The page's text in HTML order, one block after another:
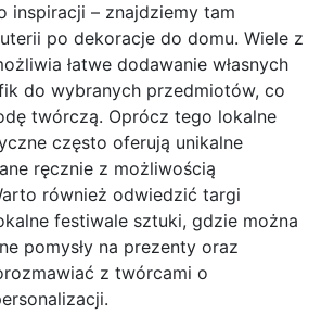
inspiracji – znajdziemy tam
po dekoracje do domu. Wiele z
łatwe dodawanie własnych
do wybranych przedmiotów, co
twórczą. Oprócz tego lokalne
często oferują unikalne
ręcznie z możliwością
również odwiedzić targi
festiwale sztuki, gdzie można
pomysły na prezenty oraz
z twórcami o